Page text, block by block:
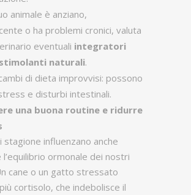
animale è anziano,
o ha problemi cronici, valuta
eventuali integratori
naturali.
di dieta improvvisi: possono
e disturbi intestinali.
una buona routine e ridurre
stagione influenzano anche
l’equilibrio ormonale dei nostri
cane o un gatto stressato
cortisolo, che indebolisce il